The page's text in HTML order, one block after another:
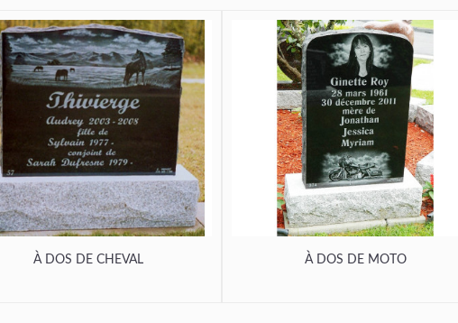
À DOS DE CHEVAL À DOS DE MOTO